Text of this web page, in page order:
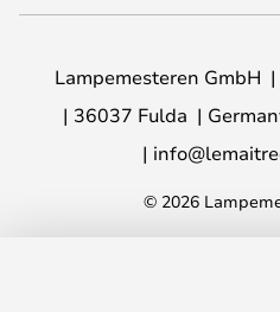
Lampemesteren GmbH
36037 Fulda
© 2026